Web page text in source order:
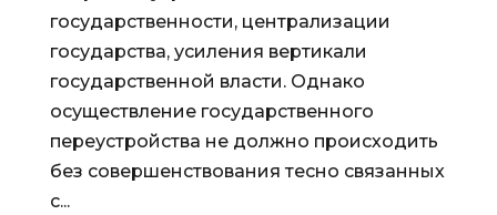
государственности, централизации
государства, усиления вертикали
государственной власти. Однако
осуществление государственного
переустройства не должно происходить
без совершенствования тесно связанных
с...